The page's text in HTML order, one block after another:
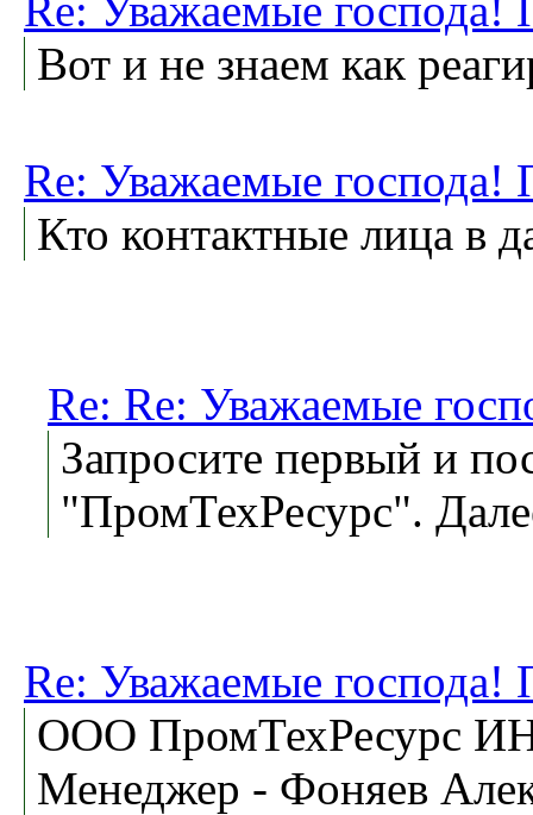
Вот и не знаем как
Re: Уважаемые
Кто контактные лица в
Re: Re: Уважаемые
Запросите первый и
"ПромТехРесурс".
Re: Уважаемые
ООО ПромТехРесурс
Менеджер - Фоняев